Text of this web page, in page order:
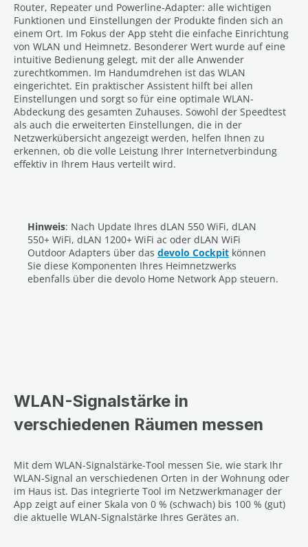
Router, Repeater und Powerline-Adapter: alle wichtigen
Funktionen und Einstellungen der Produkte finden sich an
einem Ort. Im Fokus der App steht die einfache Einrichtung
von WLAN und Heimnetz. Besonderer Wert wurde auf eine
intuitive Bedienung gelegt, mit der alle Anwender
zurechtkommen. Im Handumdrehen ist das WLAN
eingerichtet. Ein praktischer Assistent hilft bei allen
Einstellungen und sorgt so für eine optimale WLAN-
Abdeckung des gesamten Zuhauses. Sowohl der Speedtest
als auch die erweiterten Einstellungen, die in der
Netzwerkübersicht angezeigt werden, helfen Ihnen zu
erkennen, ob die volle Leistung Ihrer Internetverbindung
effektiv in Ihrem Haus verteilt wird.
Hinweis: Nach Update Ihres dLAN 550 WiFi, dLAN
550+ WiFi, dLAN 1200+ WiFi ac oder dLAN WiFi
Outdoor Adapters über das devolo Cockpit können
Sie diese Komponenten Ihres Heimnetzwerks
ebenfalls über die devolo Home Network App steuern.
WLAN-Signalstärke in
verschiedenen Räumen messen
Mit dem WLAN-Signalstärke-Tool messen Sie, wie stark Ihr
WLAN-Signal an verschiedenen Orten in der Wohnung oder
im Haus ist. Das integrierte Tool im Netzwerkmanager der
App zeigt auf einer Skala von 0 % (schwach) bis 100 % (gut)
die aktuelle WLAN-Signalstärke Ihres Gerätes an.